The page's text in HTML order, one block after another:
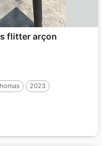
flitter arçon
2023